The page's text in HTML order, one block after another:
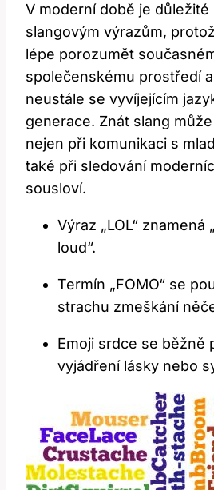
V‌ moderní ⁢době je
slangovým výrazům,‍
⁤lépe porozumět
společenskému prostředí
neustále⁣ se vyvíjejícím
generace. Znát slang⁣
nejen při ⁣komunikaci s‍
také při ‌sledování
sousloví.
Výraz „LOL“ znamená
loud“.
Termín „FOMO“ se
strachu⁤ zmeškání
Emoji srdce se běžně‌
vyjádření ⁢lásky nebo